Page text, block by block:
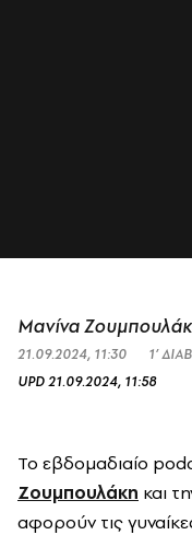
Μανίνα
21.09.2024, 11:30
1’
UPD21.09.2024, 11:58
Το εβδομαδιαίο
Ζουμπουλάκη και
αφορούν τις